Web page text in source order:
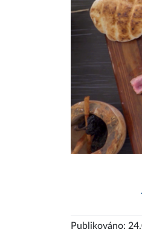
Publikováno: